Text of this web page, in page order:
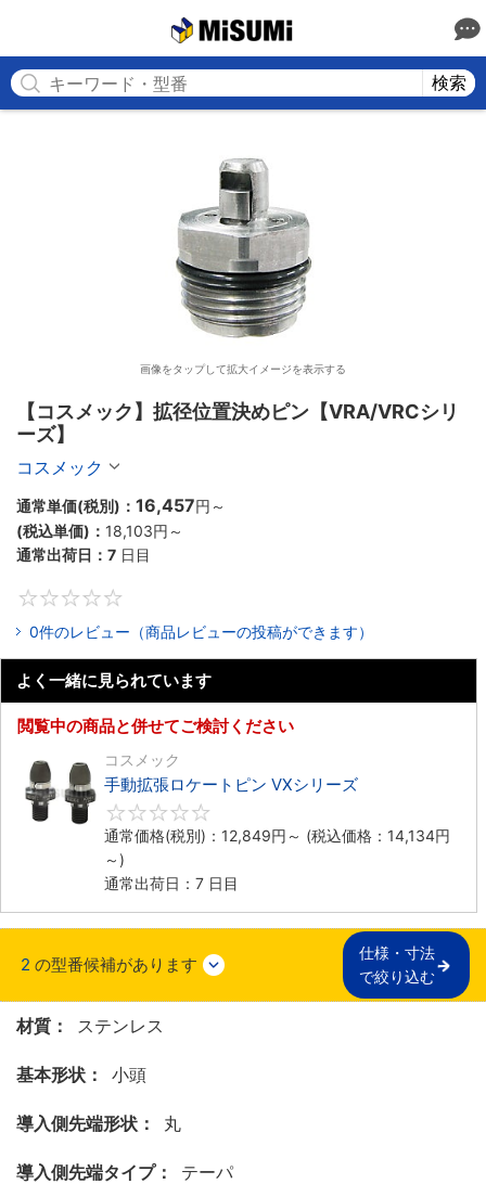
検索
画像をタップして拡大イメージを表示する
【コスメック】拡径位置決めピン【VRA/VRCシリ
ーズ】
コスメック
通常単価(税別)： 16,457円 ～
(税込単価)： 18,103円 ～
通常出荷日： 7 日目
0件のレビュー（商品レビューの投稿ができます）
よく一緒に見られています
閲覧中の商品と併せてご検討ください
コスメック
手動拡張ロケートピン VXシリーズ
通常価格(税別)： 12,849円 ～ (税込価格： 14,134円
～)
通常出荷日：7 日目
2 の型番候補があります
仕様・寸法
で絞り込む
材質： ステンレス
基本形状： 小頭
導入側先端形状： 丸
導入側先端タイプ： テーパ